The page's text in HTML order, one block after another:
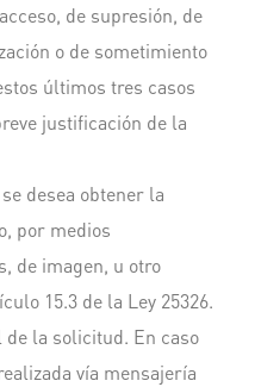
de supresión, de
o de sometimiento
últimos tres casos
justificación de la
desea obtener la
por medios
de imagen, u otro
15.3 de la Ley 25326.
la solicitud. En caso
vía mensajería